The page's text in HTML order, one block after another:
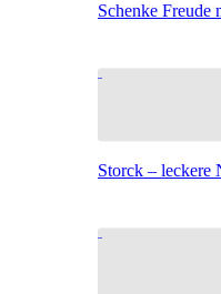
Schenke Freude
Storck – leckere